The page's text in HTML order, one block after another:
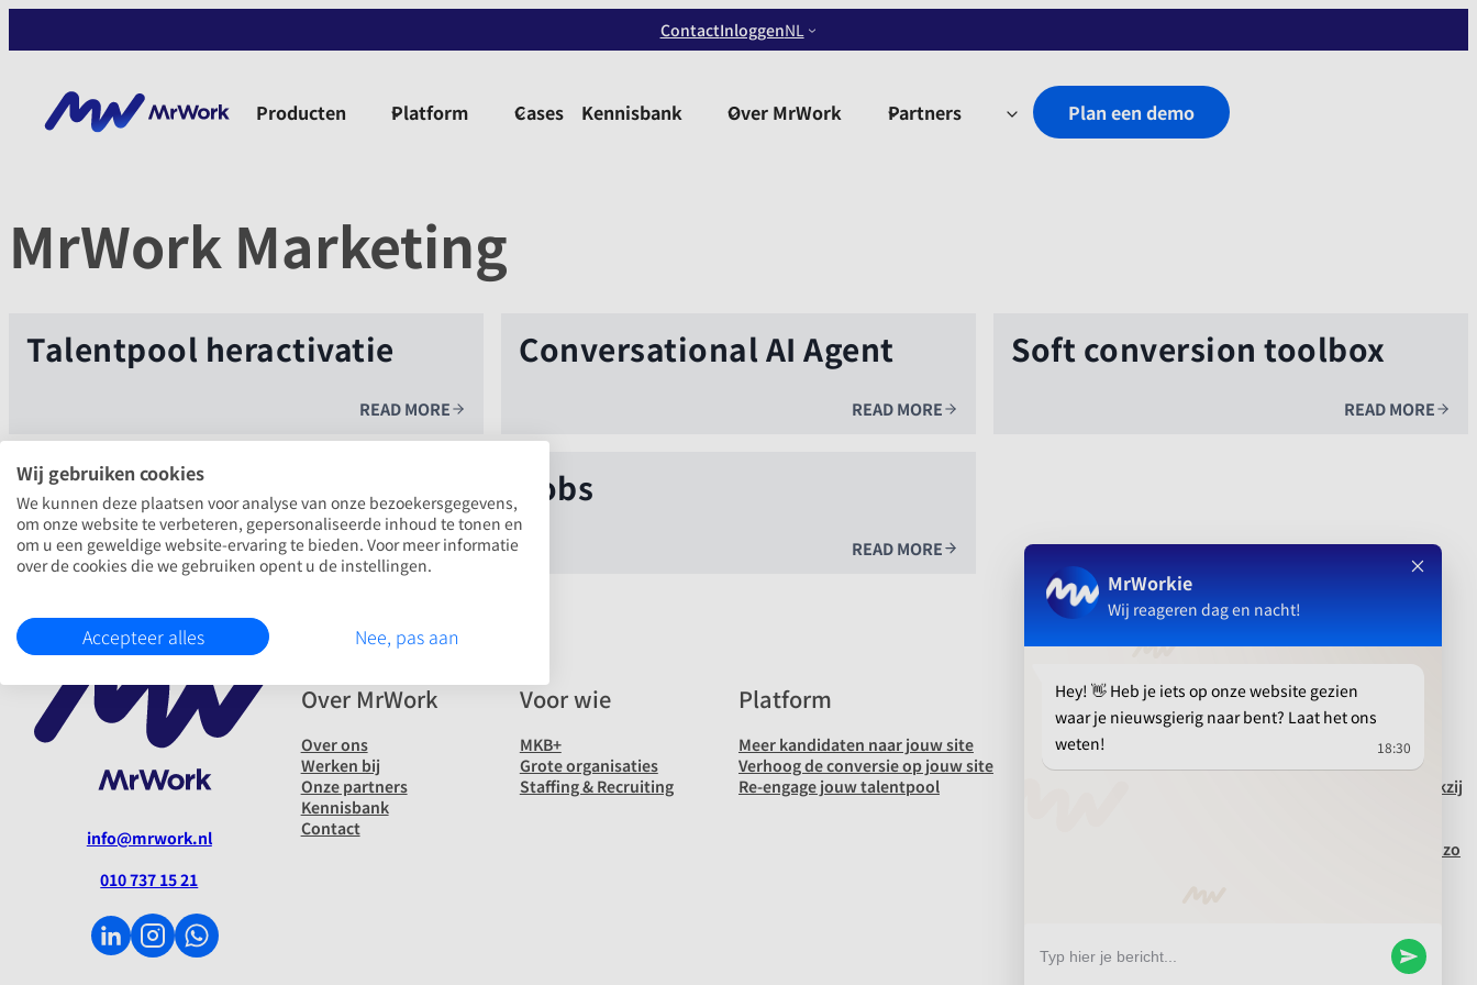
naar
inhoud
ContactInloggenNL
Producten Platform Cases Kennisbank Over MrWork Partners Plan een demo
MrWork Marketing
Talentpool heractivatie
READ MORE
Conversational AI Agent
READ MORE
Soft conversion toolbox
READ MORE
Brands
READ MORE
Jobs
READ MORE
info@mrwork.nl
010 737 15 21
Over MrWork
Over ons
Werken bij
Onze partners
Kennisbank
Contact
Voor wie
MKB+
Grote organisaties
Staffing & Recruiting
Platform
Meer kandidaten naar jouw site
Verhoog de conversie op jouw site
Re-engage jouw talentpool
Aanbevolen
Klantverhaal: Dura Vermeer zet in op
recruitment marketing automation
Meer grip op je gehele candidate journey dankzij
Recruitment leads opvolgen tijdrovend? Nee, zo
Wij gebruiken cookies
We kunnen deze plaatsen voor analyse van onze bezoekersgegevens,
om onze website te verbeteren, gepersonaliseerde inhoud te tonen en
om u een geweldige website-ervaring te bieden. Voor meer informatie
over de cookies die we gebruiken opent u de instellingen.
Accepteer alles Nee, pas aan